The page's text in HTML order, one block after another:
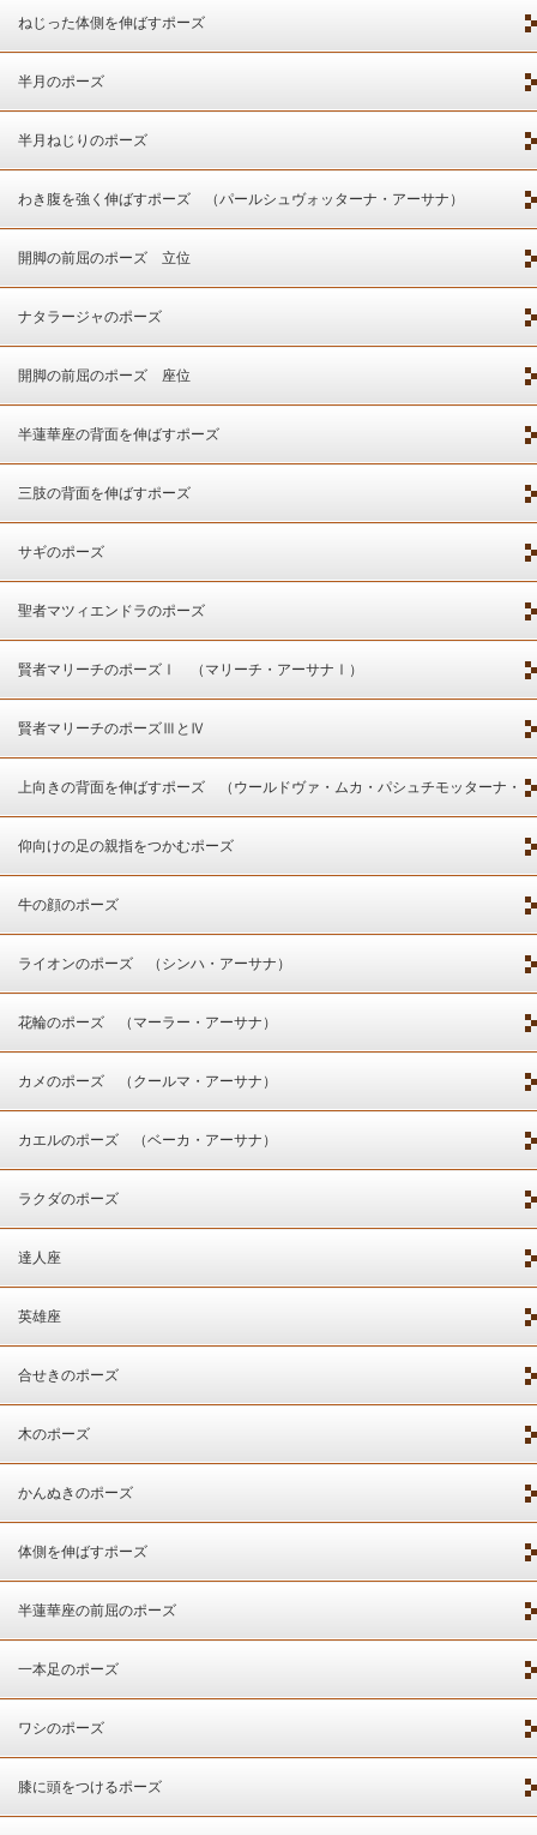
ねじった体側を伸ばすポーズ
半月のポーズ
半月ねじりのポーズ
わき腹を強く伸ばすポーズ （パールシュヴォッターナ・アーサナ）
開脚の前屈のポーズ 立位
ナタラージャのポーズ
開脚の前屈のポーズ 座位
半蓮華座の背面を伸ばすポーズ
三肢の背面を伸ばすポーズ
サギのポーズ
聖者マツィエンドラのポーズ
賢者マリーチのポーズⅠ （マリーチ・アーサナⅠ）
賢者マリーチのポーズⅢとⅣ
上向きの背面を伸ばすポーズ （ウールドヴァ・ムカ・パシュチモッターナ・
アーサナ）
仰向けの足の親指をつかむポーズ
牛の顔のポーズ
ライオンのポーズ （シンハ・アーサナ）
花輪のポーズ （マーラー・アーサナ）
カメのポーズ （クールマ・アーサナ）
カエルのポーズ （ベーカ・アーサナ）
ラクダのポーズ
達人座
英雄座
合せきのポーズ
木のポーズ
かんぬきのポーズ
体側を伸ばすポーズ
半蓮華座の前屈のポーズ
一本足のポーズ
ワシのポーズ
膝に頭をつけるポーズ